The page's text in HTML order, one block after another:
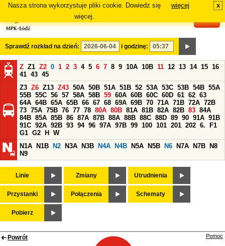
Nasza strona wykorzystuje pliki cookie. Dowiedz się
więcej.
więcej x
Sprawdź rozkład na dzień: i godzinę:
Z Z1 Z2 0 1 2 3 4 5 6 7 8 9 10A 10B 11 12 13 14 15 16
41 43 45
Z3 Z6 Z13 Z43 50A 50B 51A 51B 52 53A 53C 53B 54B 55A
55B 55C 56 57 58A 58B 59 60A 60B 60C 60D 61 62 63
64A 64B 65A 65B 66 67 68 69A 69B 70 71A 71B 72A 72B
73 75A 75B 76 77 78 80A 80B 81A 81B 82A 82B 83 84A
84B 85A 85B 86 87A 87B 88A 88B 88C 88D 89 90 91A 91B
91C 92A 92B 93 94 96 97A 97B 99 100 101 201 202 6.
F1
G1 G2 H
W
N1A
N1B N2 N3A N3B N4A N4B N5A N5B N6 N7A N7B
N8
N9
Linie Zmiany Utrudnienia
Przystanki Połączenia Schematy
Pobierz
Powrót Pomoc